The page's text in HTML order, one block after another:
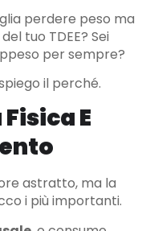
perdere peso ma
tuo TDEE? Sei
per sempre?
il perché.
E
astratto, ma la
i più importanti.